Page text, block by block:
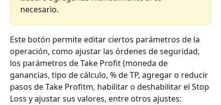
necesario.
Este botón permite editar ciertos parámetros de la
operación, como ajustar las órdenes de seguridad,
los parámetros de Take Profit (moneda de
ganancias, tipo de cálculo, % de TP, agregar o reducir
pasos de Take Profitm, habilitar o deshabilitar el Stop
Loss y ajustar sus valores, entre otros ajustes: